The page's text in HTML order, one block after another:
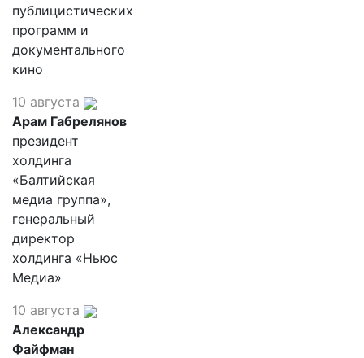
публицистических
программ и
документального
кино
10 августа
Арам Габрелянов
президент
холдинга
«Балтийская
медиа группа»,
генеральный
директор
холдинга «Ньюс
Медиа»
10 августа
Александр
Файфман